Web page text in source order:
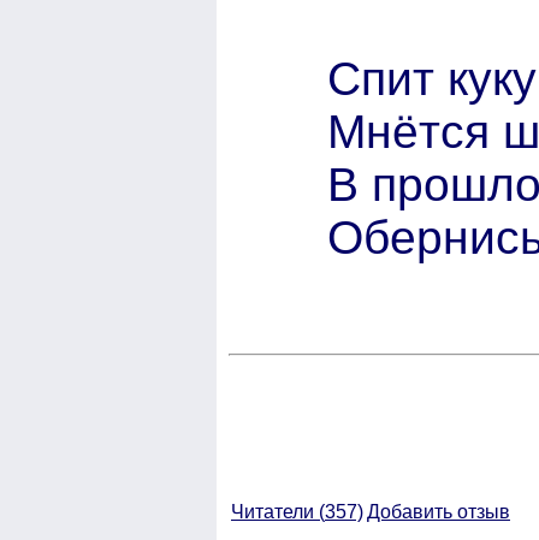
Спит
Мнётся
В
Читатели (357)Добавить отзыв